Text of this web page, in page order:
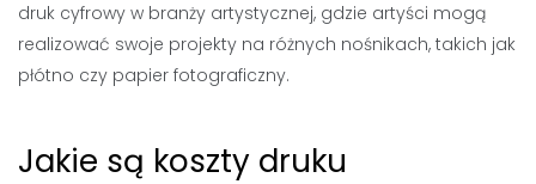
druk cyfrowy w branży artystycznej, gdzie artyści mogą
realizować swoje projekty na różnych nośnikach, takich jak
płótno czy papier fotograficzny.
Jakie są koszty druku